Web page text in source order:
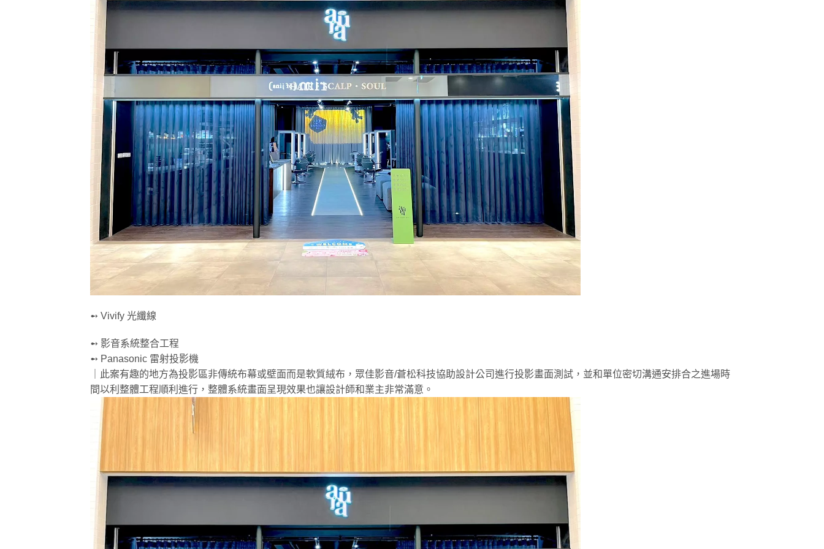
➻ Vivify 光纖線
➻ 影音系統整合工程
➻ Panasonic 雷射投影機
｜此案有趣的地方為投影區非傳統布幕或壁面而是軟質絨布，眾佳影音/蒼松科技協助設計公司進行投影畫面測試，並和單位密切溝通安排合之進場時
間以利整體工程順利進行，整體系統畫面呈現效果也讓設計師和業主非常滿意。